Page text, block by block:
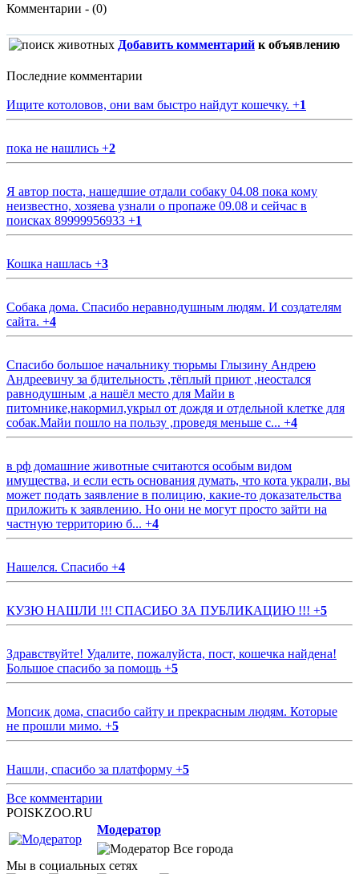
Комментарии - (0)
Добавить комментарий к объявлению
Последние комментарии
Ищите котоловов, они вам быстро найдут кошечку. +1
пока не нашлись +2
Я автор поста, нашедшие отдали собаку 04.08 пока кому
неизвестно, хозяева узнали о пропаже 09.08 и сейчас в
поисках 89999956933 +1
Кошка нашлась +3
Собака дома. Спасибо неравнодушным людям. И создателям
сайта. +4
Спасибо большое начальнику тюрьмы Глызину Андрею
Андреевичу за бдительность ,тёплый приют ,неостался
равнодушным ,а нашёл место для Майи в
питомнике,накормил,укрыл от дождя и отдельной клетке для
собак.Майи пошло на пользу ,проведя меньше с... +4
в рф домашние животные считаются особым видом
имущества, и если есть основания думать, что кота украли, вы
может подать заявление в полицию, какие-то доказательства
приложить к заявлению. Но они не могут просто зайти на
частную территорию б... +4
Нашелся. Спасибо +4
КУЗЮ НАШЛИ !!! СПАСИБО ЗА ПУБЛИКАЦИЮ !!! +5
Здравствуйте! Удалите, пожалуйста, пост, кошечка найдена!
Большое спасибо за помощь +5
Мопсик дома, спасибо сайту и прекрасным людям. Которые
не прошли мимо. +5
Нашли, спасибо за платформу +5
Все комментарии
POISKZOO.RU
Модератор
Все города
Мы в социальных сетях